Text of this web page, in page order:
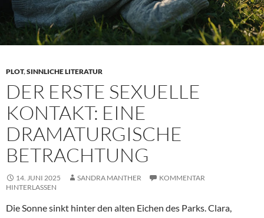
PLOT,SINNLICHE LITERATUR
DER ERSTE SEXUELLE
KONTAKT: EINE
DRAMATURGISCHE
BETRACHTUNG
14. JUNI 2025 SANDRA MANTHER
KOMMENTAR
HINTERLASSEN
Die Sonne sinkt hinter den alten Eichen des Parks. Clara,